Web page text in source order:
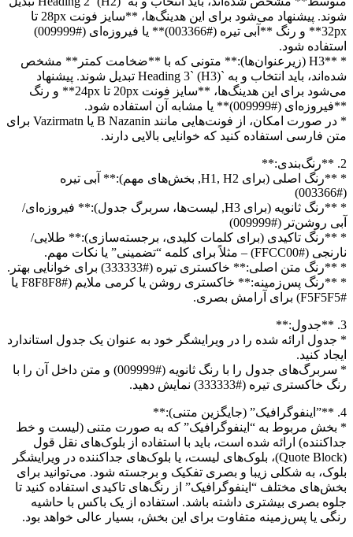
شوند. پیشنهاد می‌شود برای این هدینگ‌ها، **سایز فونت 28px تا
32px** و رنگ **آبی تیره (#003366)** یا فیروزه‌ای (#009999)
استفاده شود.
* **H3 (زیرعنوان‌ها):** متونی که با **ضخامت کمتر** مشخص
شده‌اند، باید انتخاب و به `Heading 3` (H3) تبدیل شوند. پیشنهاد
می‌شود برای این هدینگ‌ها، **سایز فونت 20px تا 24px** و رنگ
**فیروزه‌ای (#009999)** یا مشابه آن استفاده شود.
* در صورت امکان، از فونت‌هایی مانند B Nazanin یا Vazirmatn برای
متن فارسی استفاده کنید که خوانایی بالایی دارند.
2. **رنگ‌بندی:**
* **رنگ اصلی (برای H1, H2, بخش‌های مهم):** آبی تیره
(#003366)
* **رنگ ثانویه (برای H3, لیست‌ها، سربرگ جدول):** فیروزه‌ای/
آبی روشن‌تر (#009999)
* **رنگ تاکیدی (برای کلمات کلیدی، برجسته‌سازی):** طلایی/
نارنجی (#FFCC00) – مثلاً برای کلمه “تضمینی” یا نکات مهم.
* **رنگ متن اصلی:** خاکستری تیره (#333333) برای خوانایی بهتر.
* **رنگ پس‌زمینه:** خاکستری روشن یا کرمی ملایم (#F8F8F8 یا
#F5F5F5) برای آرامش بصری.
3. **جدول:**
* جدول ارائه شده را در ویرایشگر خود به عنوان یک جدول استاندارد
ایجاد کنید.
* سربرگ‌های جدول را با رنگ ثانویه (#009999) و متن داخل آن را با
رنگ خاکستری تیره (#333333) نمایش دهید.
4. **”اینفوگرافیک” (جایگزین متنی):**
* بخش مربوط به “اینفوگرافیک” که به صورت متنی (لیست و خط
جداکننده) ارائه شده است، باید با استفاده از بلوک‌های نقل قول
(Quote Block)، بلوک‌های لیست، یا بلوک‌های جداکننده در ویرایشگر
بلوک، به شکلی زیبا و بصری تفکیک و برجسته شود. می‌توانید برای
بخش‌های مختلف “اینفوگرافیک” از رنگ‌های تاکیدی استفاده کنید تا
جلوه بصری بیشتری داشته باشد. استفاده از یک باکس با حاشیه
رنگی یا پس‌زمینه متفاوت برای این بخش، بسیار عالی خواهد بود.